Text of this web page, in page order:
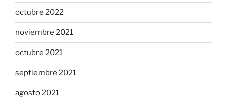
octubre 2022
noviembre 2021
octubre 2021
septiembre 2021
agosto 2021